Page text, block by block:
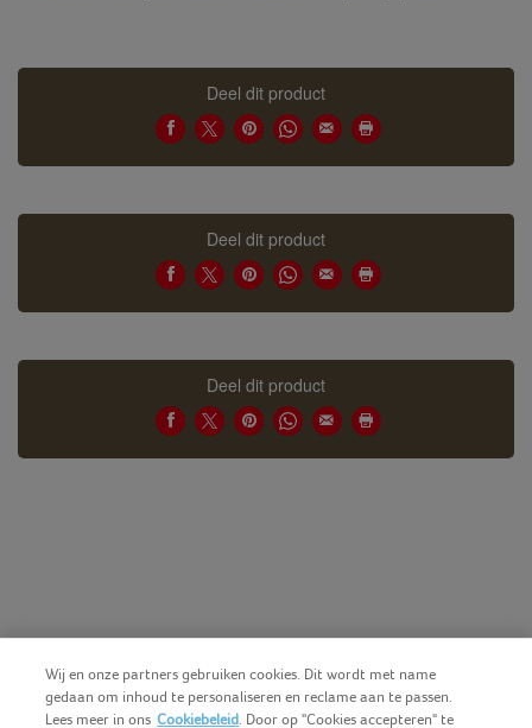
Deel dit product
Deel dit product
Deel dit product
Wij en onze partners gebruiken cookies. Dit wordt met name
gedaan om inhoud te personaliseren en reclame aan te passen.
Lees meer in ons Cookiebeleid. Door op "Cookies accepteren" te